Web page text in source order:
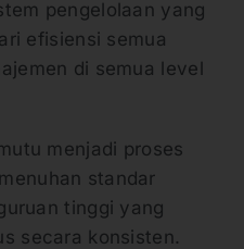
pengelolaan yang
efisiensi semua
di semua level
menjadi proses
standar
tinggi yang
secara konsisten.